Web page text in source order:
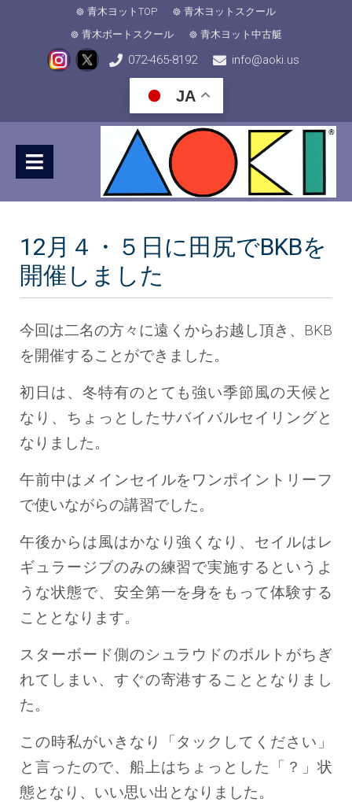
青木ヨットTOP
青木ヨットスクール
青木ボートスクール
青木ヨット中古艇
072-465-8192 info@aoki.us
JA
12月４・５日に田尻でBKBを
開催しました
今回は二名の方々に遠くからお越し頂き、BKB
を開催することができました。
初日は、冬特有のとても強い季節風の天候と
なり、ちょっとしたサバイバルセイリングと
なりました。
午前中はメインセイルをワンポイントリーフ
で使いながらの講習でした。
午後からは風はかなり強くなり、セイルはレ
ギュラージブのみの練習で実施するというよ
うな状態で、安全第一を身をもって体験する
こととなります。
スターボード側のシュラウドのボルトがちぎ
れてしまい、すぐの寄港することとなりまし
た。
この時私がいきなり「タックしてください」
と言ったので、船上はちょっとした「？」状
態となり、いい思い出となりました。